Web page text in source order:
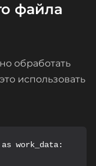
файла
обработать
использовать
work_data: